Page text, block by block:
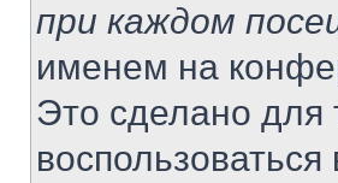
при каждом
именем на
Это сделано для